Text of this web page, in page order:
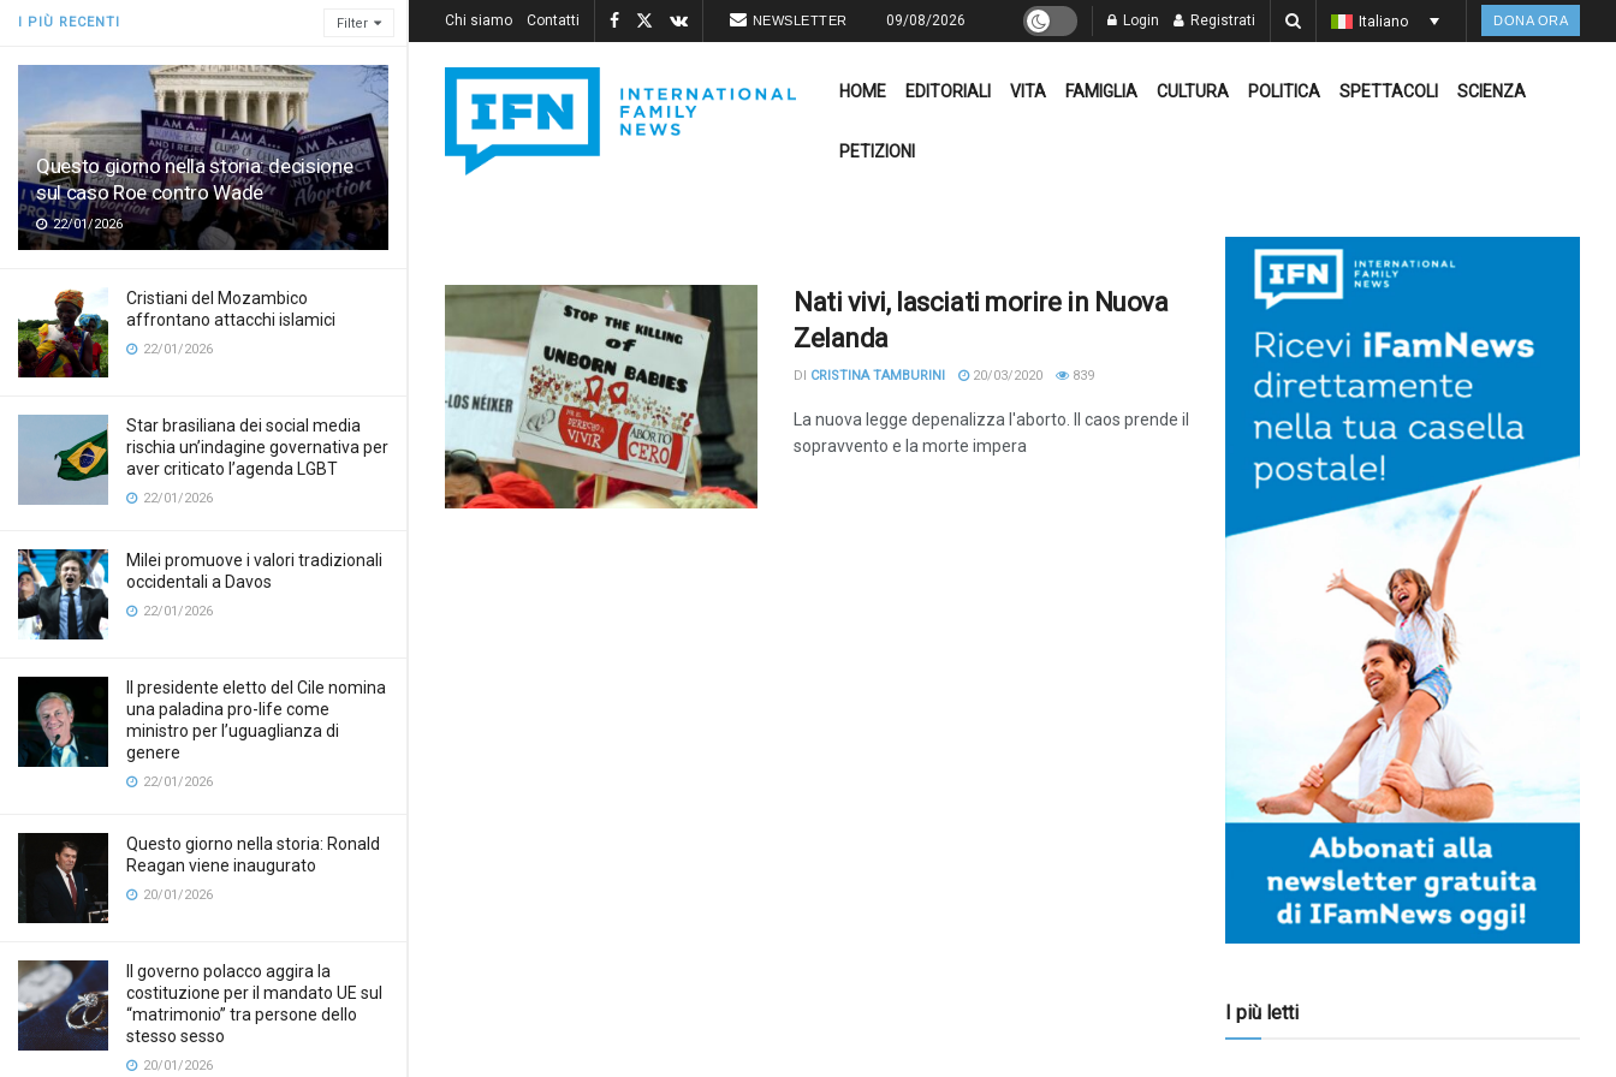
I PIÙ RECENTI Filter
Questo giorno nella storia: decisione
sul caso Roe contro Wade
22/01/2026
Cristiani del Mozambico
affrontano attacchi islamici
22/01/2026
Star brasiliana dei social media
rischia un’indagine governativa per
aver criticato l’agenda LGBT
22/01/2026
Milei promuove i valori tradizionali
occidentali a Davos
22/01/2026
Il presidente eletto del Cile nomina
una paladina pro-life come
ministro per l’uguaglianza di
genere
22/01/2026
Questo giorno nella storia: Ronald
Reagan viene inaugurato
20/01/2026
Il governo polacco aggira la
costituzione per il mandato UE sul
“matrimonio” tra persone dello
stesso sesso
20/01/2026
Chi siamo Contatti NEWSLETTER 09/08/2026 Login Registrati Italiano DONA ORA
HOME EDITORIALI VITA FAMIGLIA CULTURA POLITICA SPETTACOLI SCIENZA
PETIZIONI
Nati vivi, lasciati morire in Nuova
Zelanda
DI CRISTINA TAMBURINI 20/03/2020 839
La nuova legge depenalizza l'aborto. Il caos prende il
sopravvento e la morte impera
I più letti